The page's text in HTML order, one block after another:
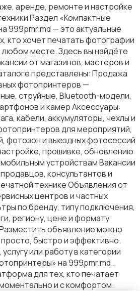
аренде, ремонте и настройке
Раздел «Компактные
999pmr.md — это актуальные
кто хочет печатать фотографии
любом месте. Здесь вы найдёте
от магазинов, мастеров и
представлены: Продажа
фотопринтеров —
струйные, Bluetooth-модели,
и камер Аксессуары:
кабели, аккумуляторы, чехлы и
для мероприятий,
фотозон и выездных фотосессий
прошивке, обновлению
устройствам Вакансии
консультантов и
технике Объявления от
центров и частных
по бренду, типу подключения,
региону, цене и формату
объявление можно
быстро и эффективно.
или работу в категории
на 999pmr.md..
для тех, кто печатает
и с комфортом.